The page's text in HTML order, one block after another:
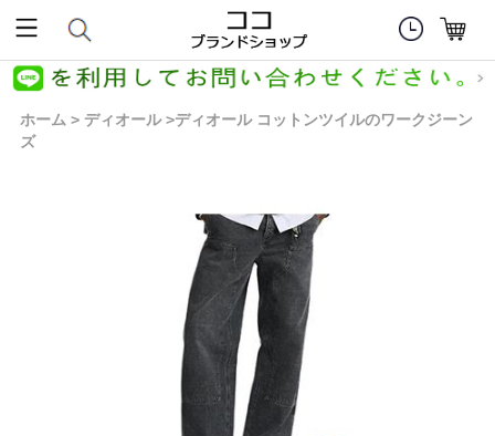
ホーム > ディオール >ディオール コットンツイルのワークジーン
ズ